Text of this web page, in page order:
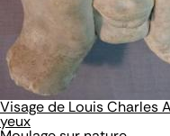
Visage de Louis Charles
yeux